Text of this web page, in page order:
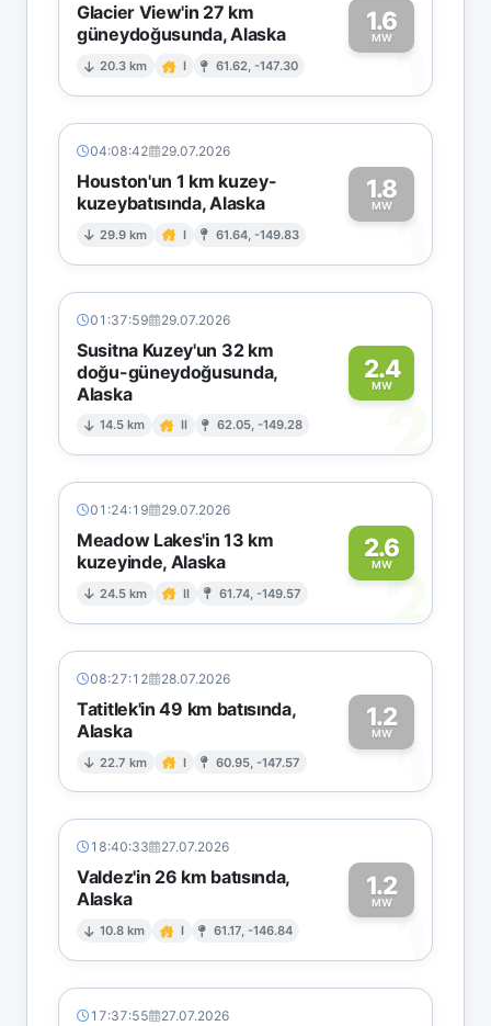
Glacier View'in 27 km
güneydoğusunda, Alaska
20.3 km I 61.62, -147.30
1.6
MW1
04:08:42 29.07.2026
Houston'un 1 km kuzey-
kuzeybatısında, Alaska
29.9 km I 61.64, -149.83
1.8
MW1
01:37:59 29.07.2026
Susitna Kuzey'un 32 km
doğu-güneydoğusunda,
Alaska
14.5 km II 62.05, -149.28
2.4
MW
2
01:24:19 29.07.2026
Meadow Lakes'in 13 km
kuzeyinde, Alaska
24.5 km II 61.74, -149.57
2.6
MW
2
08:27:12 28.07.2026
Tatitlek'in 49 km batısında,
Alaska
22.7 km I 60.95, -147.57
1.2
MW1
18:40:33 27.07.2026
Valdez'in 26 km batısında,
Alaska
10.8 km I 61.17, -146.84
1.2
MW1
17:37:55 27.07.2026